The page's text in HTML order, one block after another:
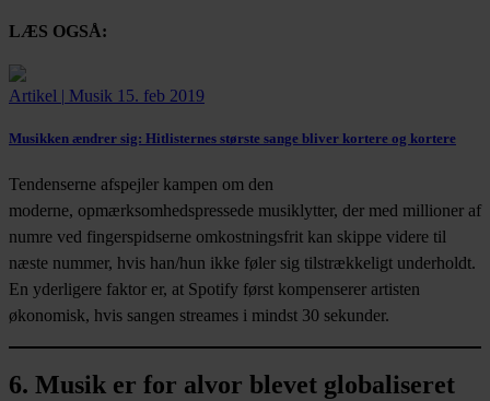
LÆS OGSÅ:
Artikel | Musik 15. feb 2019
Musikken ændrer sig: Hitlisternes største sange bliver kortere og kortere
Tendenserne afspejler kampen om den
moderne, opmærksomhedspressede musiklytter, der med millioner af
numre ved fingerspidserne omkostningsfrit kan skippe videre til
næste nummer, hvis han/hun ikke føler sig tilstrækkeligt underholdt.
En yderligere faktor er, at Spotify først kompenserer artisten
økonomisk, hvis sangen streames i mindst 30 sekunder.
6. Musik er for alvor blevet globaliseret